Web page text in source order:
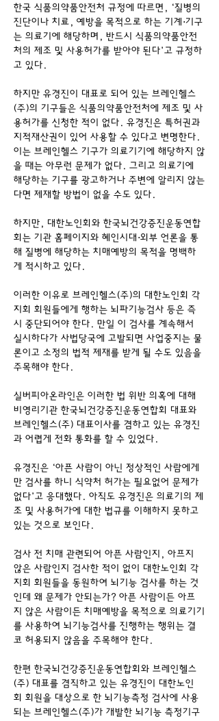
한국 식품의약품안전처 규정에 따르면, ‘질병의
진단이나 치료, 예방을 목적으로 하는 기계⋅기구
는 의료기에 해당하며, 반드시 식품의약품안전
처의 제조 및 사용허가를 받아야 된다’고 규정하
고 있다.
하지만 유경진이 대표로 되어 있는 브레인헬스
(주)의 기구들은 식품의약품안전처에 제조 및 사
용허가를 신청한 적이 없다. 유경진은 특허권과
지적재산권이 있어 사용할 수 있다고 변명한다.
이는 브레인헬스 기구가 의료기기에 해당하지 않
을 때는 아무런 문제가 없다. 그리고 의료기에
해당하는 기구를 광고하거나 주변에 알리지 않는
다면 제재할 방법이 없을 수도 있다.
하지만, 대한노인회와 한국뇌건강증진운동연합
회는 기관 홈페이지와 혜인시대⋅외부 언론을 통
해 질병에 해당하는 치매예방의 목적을 명백하
게 적시하고 있다.
이러한 이유로 브레인헬스(주)의 대한노인회 각
지회 회원들에게 행하는 뇌파기능검사 등은 즉
시 중단되어야 한다. 만일 이 검사를 계속해서
실시하다가 사법당국에 고발되면 사업중지는 물
론이고 소정의 법적 제재를 받게 될 수도 있음을
주목해야 한다.
실버피아온라인은 이러한 법 위반 의혹에 대해
비영리기관 한국뇌건강증진운동연합회 대표와
브레인헬스(주) 대표이사를 겸하고 있는 유경진
과 어렵게 전화 통화를 할 수 있었다.
유경진은 ‘아픈 사람이 아닌 정상적인 사람에게
만 검사를 하니 식약처 허가는 필요없어 문제가
없다’고 응대했다. 아직도 유경진은 의료기의 제
조 및 사용허가에 대한 법규를 이해하지 못하고
있는 것으로 보인다.
검사 전 치매 관련되어 아픈 사람인지, 아프지
않은 사람인지 검사한 적이 없이 대한노인회 각
지회 회원들을 동원하여 뇌기능 검사를 하는 것
인데 왜 문제가 안되는가? 아픈 사람이든 아프
지 않은 사람이든 치매예방을 목적으로 의료기기
를 사용하여 뇌기능검사를 진행하는 행위는 결
코 허용되지 않음을 주목해야 한다.
한편 한국뇌건강증진운동연합회와 브레인헬스
(주) 대표를 겸직하고 있는 유경진이 대한노인
회 회원을 대상으로 한 뇌기능측정 검사에 사용
되는 브레인헬스(주)가 개발한 뇌기능 측정기구